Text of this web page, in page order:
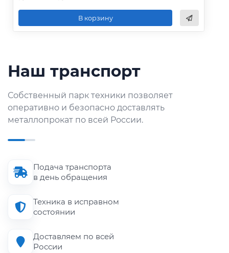
В корзину
Наш транспорт
Собственный парк техники позволяет
оперативно и безопасно доставлять
металлопрокат по всей России.
Подача транспорта
в день обращения
Техника в исправном
состоянии
Доставляем по всей
России